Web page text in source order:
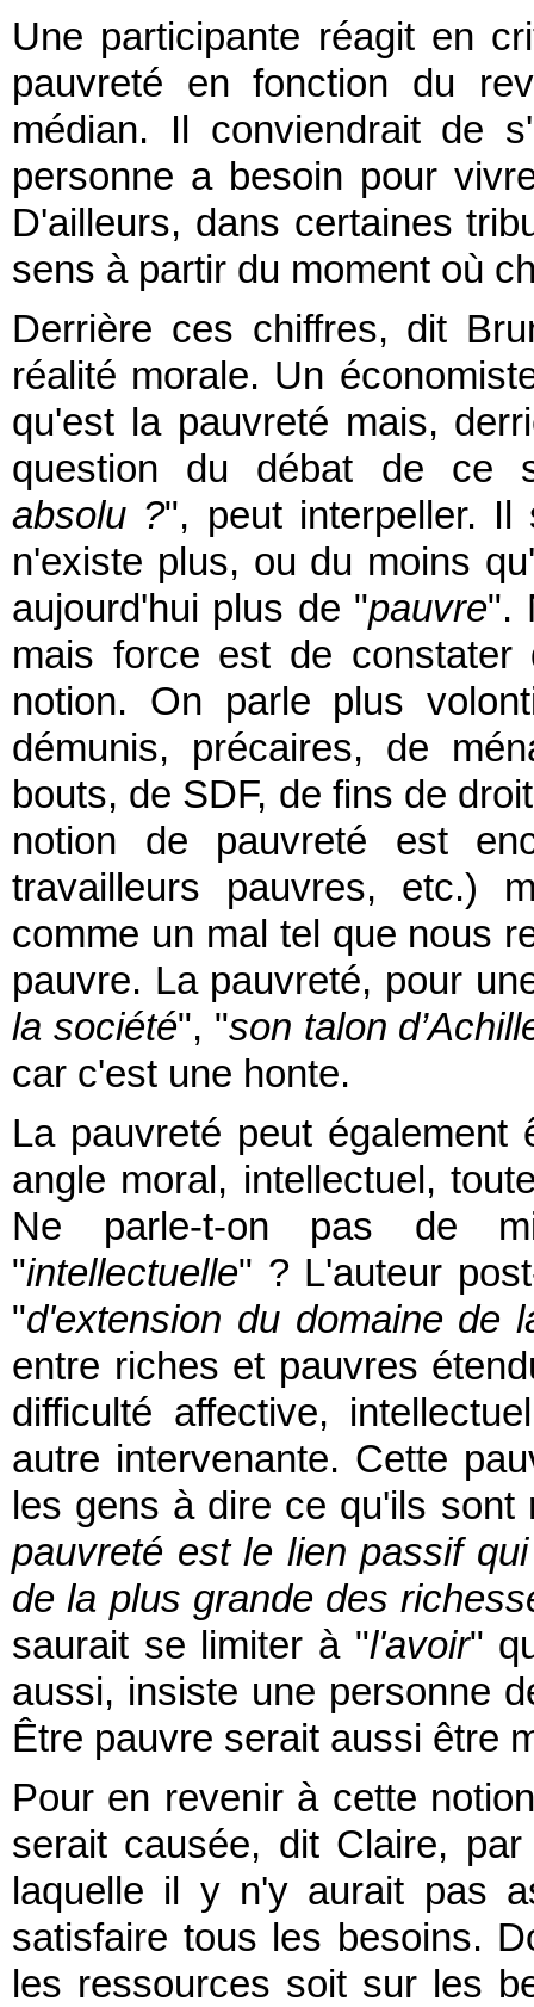
Une participante réagit en
pauvreté en fonction du
médian. Il conviendrait de
personne a besoin pour
D'ailleurs, dans certaines
sens à partir du moment où
Derrière ces chiffres, dit
réalité morale. Un
qu'est la pauvreté mais,
question du débat de ce
absolu ?", peut interpeller. Il
n'existe plus, ou du moins
aujourd'hui plus de "pauvre".
mais force est de constater
notion. On parle plus
démunis, précaires, de
bouts, de SDF, de fins de
notion de pauvreté est
travailleurs pauvres, etc.)
comme un mal tel que nous
pauvre. La pauvreté, pour
la société", "son talon
car c'est une honte.
La pauvreté peut
angle moral, intellectuel,
Ne parle-t-on pas de
"intellectuelle" ? L'auteur
"d'extension du domaine de
entre riches et pauvres
difficulté affective,
autre intervenante. Cette
les gens à dire ce qu'ils sont
pauvreté est le lien passif
de la plus grande des
saurait se limiter à "l'avoir"
aussi, insiste une personne
Être pauvre serait aussi être
Pour en revenir à cette
serait causée, dit Claire,
laquelle il y n'y aurait pas
satisfaire tous les besoins.
les ressources soit sur les